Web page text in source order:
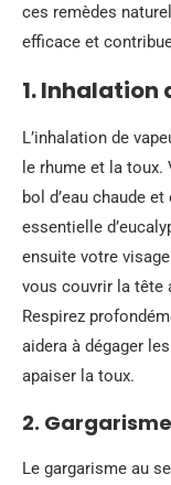
ces remèdes
efficace et
1. Inhalation
L’inhalation de
le rhume et la
bol d’eau chaude
essentielle
ensuite votre
vous couvrir la tête
Respirez
aidera à dégager
apaiser la toux.
2.
Le gargarisme au